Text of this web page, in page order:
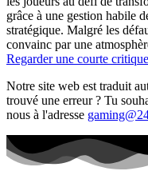
grâce à une gestion habile
stratégique. Malgré les
convainc par une
Regarder une courte
Notre site web est traduit
trouvé une erreur ? Tu
nous à l'adresse